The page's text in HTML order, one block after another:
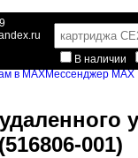
В наличии
Мессенджер MAX
001)